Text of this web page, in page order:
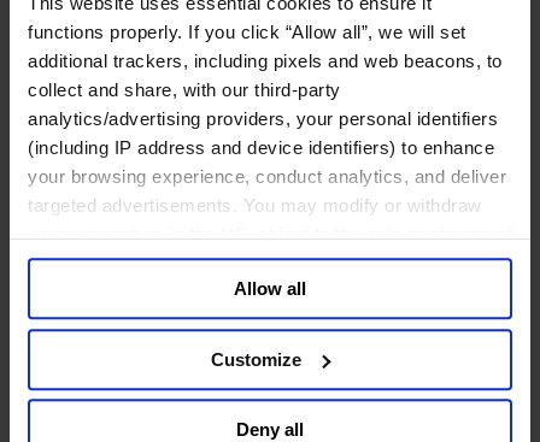
functions properly. If you click “Allow all”, we will set
additional trackers, including pixels and web beacons, to
collect and share, with our third-party
analytics/advertising providers, your personal identifiers
(including IP address and device identifiers) to enhance
your browsing experience, conduct analytics, and deliver
targeted advertisements. You may modify or withdraw
your consent or, in the US, object to the sale or sharing of
your data for targeted advertising, by clicking “Do Not
Sell or Share My Personal Information” in the footer of
the website. You must opt-out of each device and each
browser. For additional information and retention terms
general collection and use of personal information see
Allow all
Customize
Deny all
工业
化工与过程工业咨询团队
机械与工业技术
汽车与交通设备
能源业
金属与矿业
金融服务业
主权财富基金
保险业
投资银行、企业银行与金融市场
私募股权投资行业
财富管理